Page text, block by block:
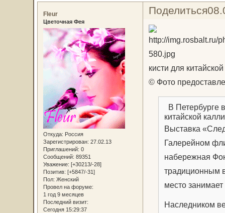
Поделиться
Fleur
Цветочная Фея
Откуда: Россия
Зарегистрирован: 27.02.13
Приглашений: 0
Сообщений: 89351
Уважение: [+30213/-28]
Позитив: [+5847/-31]
Пол: Женский
Провел на форуме:
1 год 9 месяцев
Последний визит:
Сегодня 15:29:37
кисти для
© Фото
В Петербурге
китайской
Выставка
Галерейном
набережная
традиционным
место
Наследником